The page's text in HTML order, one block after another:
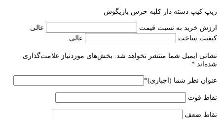
زیپ کیپ دسته دار کلبه خرس بازیگوش
ارزش خرید به نسبت قیمت
عالی
کیفیت ساخت
عالی
نشانی ایمیل شما منتشر نخواهد شد.
بخش‌های موردنیاز علامت‌گذاری
شده‌اند *
عنوان نظر شما (اجباری)*
نقاط قوت
نقاط ضعف